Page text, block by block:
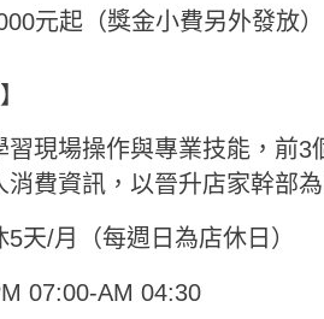
元起（獎金小費另外發放）
習現場操作與專業技能，前
消費資訊，以晉升店家幹部
天/月（每週日為店休日）
07:00-AM 04:30